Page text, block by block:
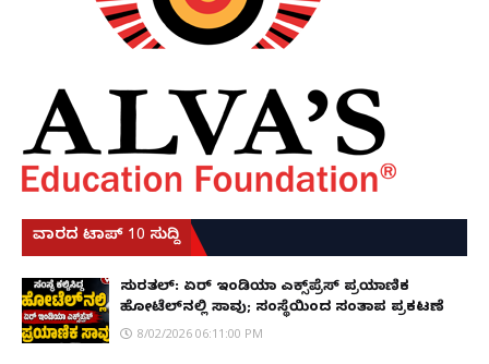
ವಾರದ ಟಾಪ್ 10 ಸುದ್ದಿ
ಸುರತ್ಕಲ್: ಏರ್ ಇಂಡಿಯಾ ಎಕ್ಸ್‌ಪ್ರೆಸ್ ಪ್ರಯಾಣಿಕ
ಹೋಟೆಲ್‌ನಲ್ಲಿ ಸಾವು; ಸಂಸ್ಥೆಯಿಂದ ಸಂತಾಪ ಪ್ರಕಟಣೆ
8/02/2026 06:11:00 PM